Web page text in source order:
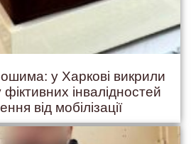
у Харкові викрили
інвалідностей
від мобілізації